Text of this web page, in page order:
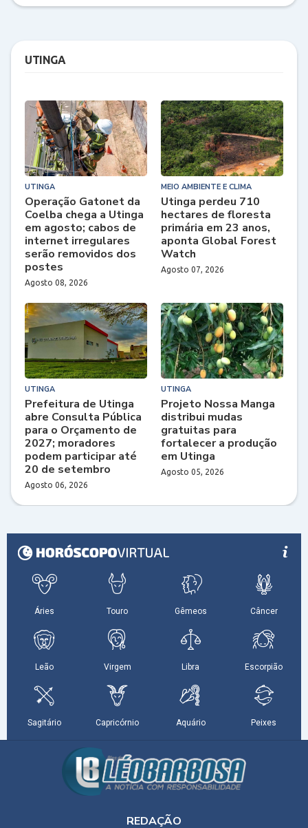
UTINGA
UTINGA
Operação Gatonet da
Coelba chega a Utinga
em agosto; cabos de
internet irregulares
serão removidos dos
postes
Agosto 08, 2026
MEIO AMBIENTE E CLIMA
Utinga perdeu 710
hectares de floresta
primária em 23 anos,
aponta Global Forest
Watch
Agosto 07, 2026
UTINGA
Prefeitura de Utinga
abre Consulta Pública
para o Orçamento de
2027; moradores
podem participar até
20 de setembro
Agosto 06, 2026
UTINGA
Projeto Nossa Manga
distribui mudas
gratuitas para
fortalecer a produção
em Utinga
Agosto 05, 2026
REDAÇÃO